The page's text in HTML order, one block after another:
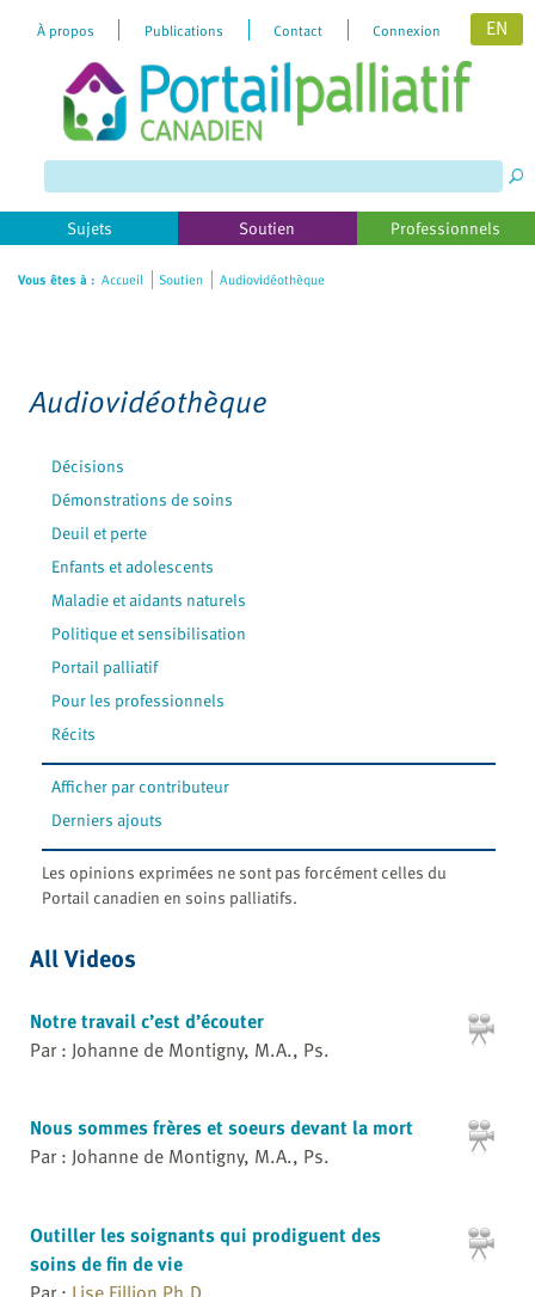
website
includes
an
accessibility
À propos Publications Contact Connexion EN
Sujets Soutien Professionnels
Vous êtes à : Accueil Soutien Audiovidéothèque
Audiovidéothèque
Décisions
Démonstrations de soins
Deuil et perte
Enfants et adolescents
Maladie et aidants naturels
Politique et sensibilisation
Portail palliatif
Pour les professionnels
Récits
Afficher par contributeur
Derniers ajouts
Les opinions exprimées ne sont pas forcément celles du
Portail canadien en soins palliatifs.
All Videos
Notre travail c’est d’écouter
Par : Johanne de Montigny, M.A., Ps.
Nous sommes frères et soeurs devant la mort
Par : Johanne de Montigny, M.A., Ps.
Outiller les soignants qui prodiguent des
soins de fin de vie